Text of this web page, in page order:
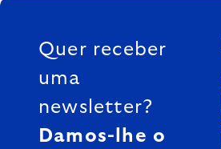
FOOTER
Quer receber
uma
newsletter?
Damos-lhe o